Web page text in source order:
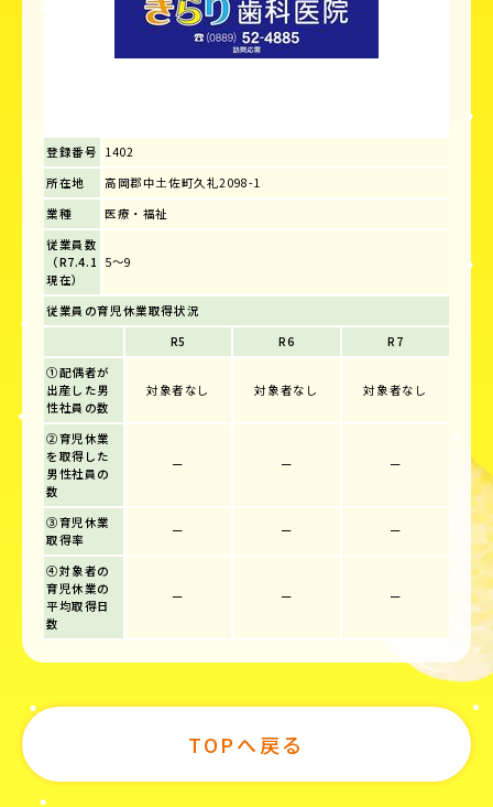
登録番号 1402
所在地
高岡郡中土佐町久礼2098-1
業種
医療・福祉
従業員数
（R7.4.1
現在）
5～9
従業員の育児休業取得状況
R5
R6
R7
①配偶者が
出産した男
性社員の数
対象者なし 対象者なし 対象者なし
②育児休業
を取得した
男性社員の
数
ー ー ー
③育児休業
取得率
ー ー ー
④対象者の
育児休業の
平均取得日
数
ー ー ー
TOPへ戻る